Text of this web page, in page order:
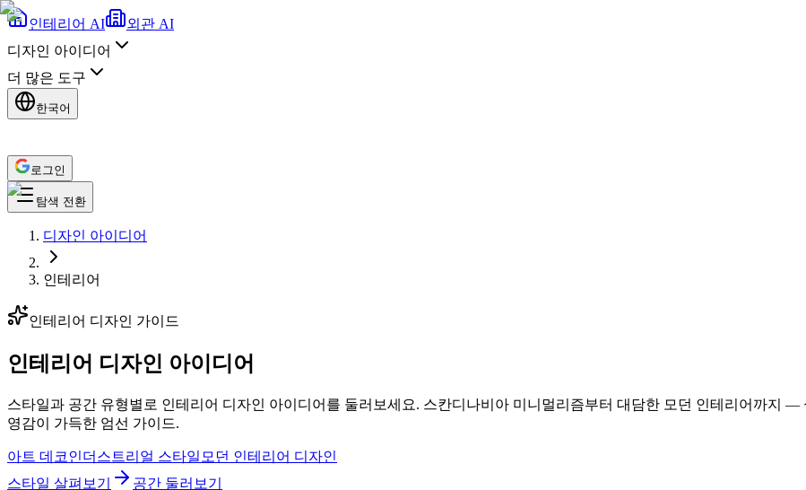
인테리어 AI
외관 AI
디자인 아이디어
더 많은 도구
한국어
로그인
탐색 전환
디자인 아이디어
인테리어
인테리어 디자인 가이드
인테리어 디자인 아이디어
스타일과 공간 유형별로 인테리어 디자인 아이디어를 둘러보세요. 스칸디나비아 미니멀리즘부터 대담한 모던 인테리어까지
영감이 가득한 엄선 가이드.
아트 데코인더스트리얼 스타일 모던 인테리어 디자인
스타일 살펴보기
공간 둘러보기